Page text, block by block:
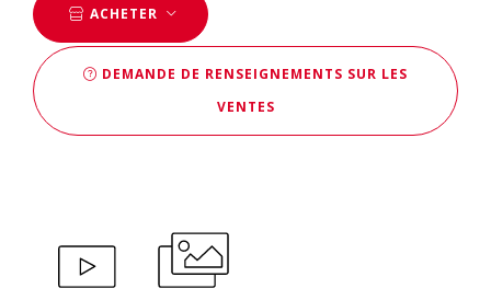
ACHETER
DEMANDE DE RENSEIGNEMENTS SUR LES
VENTES